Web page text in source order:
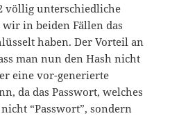
völlig unterschiedliche
in beiden Fällen das
haben. Der Vorteil an
man nun den Hash nicht
eine vor-generierte
da das Passwort, welches
“Passwort”, sondern